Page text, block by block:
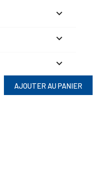
AJOUTER AU PANIER


